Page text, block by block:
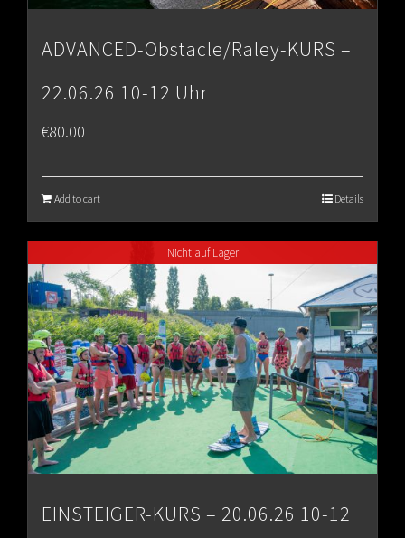
ADVANCED-Obstacle/Raley-KURS –
22.06.26 10-12 Uhr
€80.00
Add to cart Details
Nicht auf Lager
EINSTEIGER-KURS – 20.06.26 10-12